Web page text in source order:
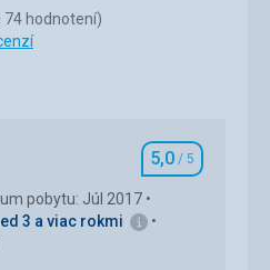
74 hodnotení)
Hodnotenie
5,0 / 5
pobytu: Júl 2017
3 a viac rokmi